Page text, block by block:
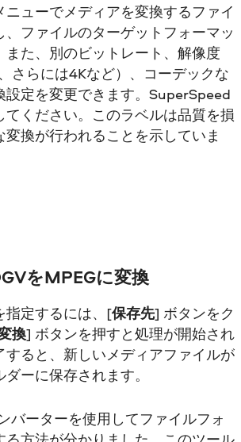
ニューでメディアを変換するファイ
、ファイルのターゲットフォーマッ
また、別のビットレート、解像度
さらには4Kなど）、コーデックな
設定を変更できます。SuperSpeed
てください。このラベルは品質を損
換が行われることを示していま
をMPEGに変換
指定するには、[保存先] ボタンをク
換] ボタンを押すと処理が開始され
すると、新しいメディアファイルが
ーに保存されます。
バーターを使用してファイルフォ